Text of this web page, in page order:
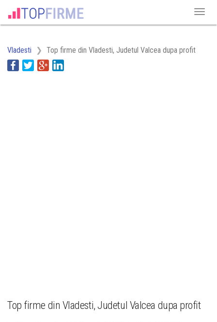
Vladesti Top firme din Vladesti, Judetul Valcea dupa profit
Top firme din Vladesti, Judetul Valcea dupa profit